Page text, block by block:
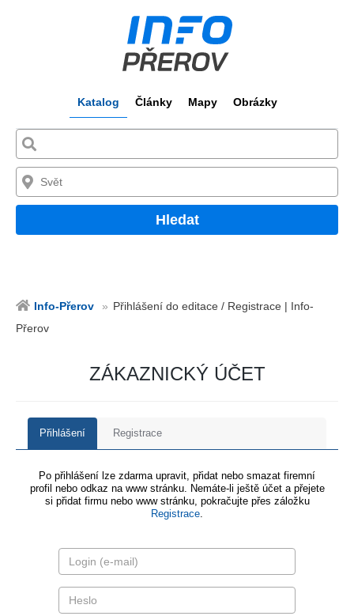
Katalog Články Mapy Obrázky
Hledat
Info-Přerov
Přihlášení do editace / Registrace | Info-
Přerov
ZÁKAZNICKÝ ÚČET
Přihlášení Registrace
Po přihlášení lze zdarma upravit, přidat nebo smazat firemní
profil nebo odkaz na www stránku. Nemáte-li ještě účet a přejete
si přidat firmu nebo www stránku, pokračujte přes záložku
Registrace.